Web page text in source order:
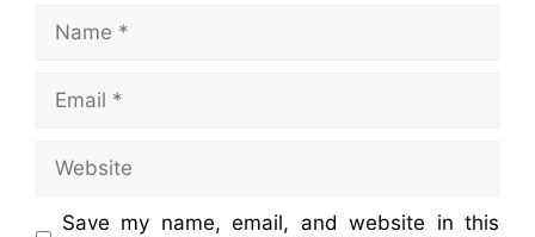
Name
Email
Website
Save my name, email, and website in this